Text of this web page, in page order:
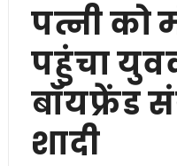
पत्नी को
पहुंचा
बॉयफ्रेंड
शादी